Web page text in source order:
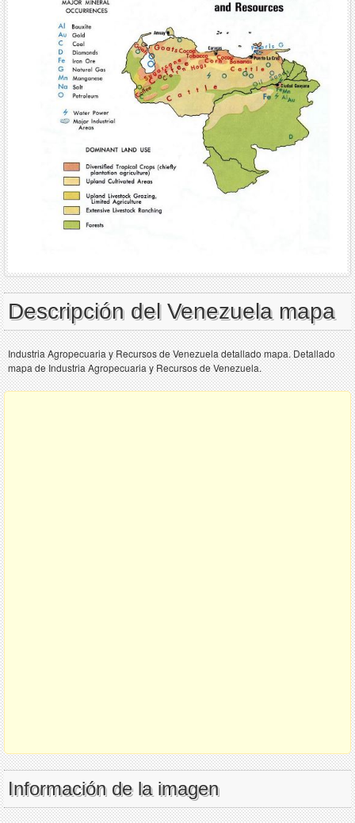
Descripción del Venezuela mapa
Industria Agropecuaria y Recursos de Venezuela detallado mapa. Detallado
mapa de Industria Agropecuaria y Recursos de Venezuela.
Información de la imagen